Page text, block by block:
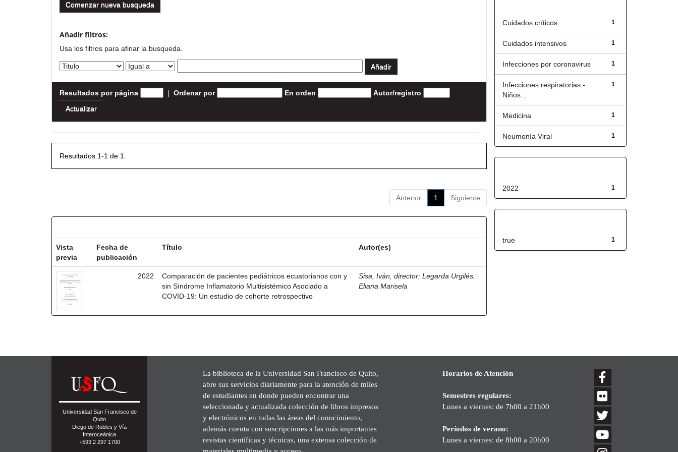
Comenzar nueva busqueda
Añadir filtros:
Usa los filtros para afinar la busqueda.
Resultados por página | Ordenar por En orden Autor/registro
Resultados 1-1 de 1.
Anterior 1 Siguiente
Vista
previa
Fecha de
publicación
Título Autor(es)
2022
Comparación de pacientes pediátricos ecuatorianos con y
sin Síndrome Inflamatorio Multisistémico Asociado a
COVID-19: Un estudio de cohorte retrospectivo
Sisa, Iván, director;Legarda Urgilés,
Eliana Marisela
1
Cuidados críticos
1
Cuidados intensivos
1
Infecciones por coronavirus
1
Infecciones respiratorias -
Niños...
1
Medicina
1
Neumonía Viral
1
2022
1
true
Universidad San Francisco de
Quito
Diego de Robles y Vía
Interoceánica
+593 2 297 1700
La biblioteca de la Universidad San Francisco de Quito,
abre sus servicios diariamente para la atención de miles
de estudiantes en donde pueden encontrar una
seleccionada y actualizada colección de libros impresos
y electrónicos en todas las áreas del conocimiento,
además cuenta con suscripciones a las más importantes
revistas científicas y técnicas, una extensa colección de
Horarios de Atención
Semestres regulares:
Lunes a viernes: de 7h00 a 21h00
Períodos de verano:
Lunes a viernes: de 8h00 a 20h00